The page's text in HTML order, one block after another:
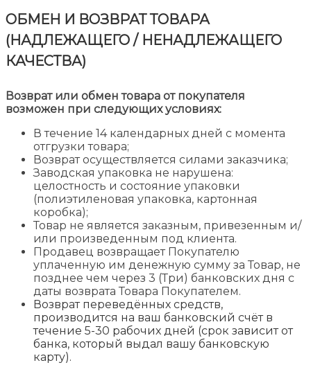
ОБМЕН И ВОЗВРАТ ТОВАРА
(НАДЛЕЖАЩЕГО / НЕНАДЛЕЖАЩЕГО
КАЧЕСТВА)
Возврат или обмен товара от покупателя
возможен при следующих условиях:
В течение 14 календарных дней с момента
отгрузки товара;
Возврат осуществляется силами заказчика;
Заводская упаковка не нарушена:
целостность и состояние упаковки
(полиэтиленовая упаковка, картонная
коробка);
Товар не является заказным, привезенным и/
или произведенным под клиента.
Продавец возвращает Покупателю
уплаченную им денежную сумму за Товар, не
позднее чем через 3 (Три) банковских дня с
даты возврата Товара Покупателем.
Возврат переведённых средств,
производится на ваш банковский счёт в
течение 5-30 рабочих дней (срок зависит от
банка, который выдал вашу банковскую
карту).